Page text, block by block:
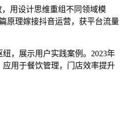
用设计思维重组不同领域模
原理嫁接抖音运营，获平台流量
，展示用户实践案例。2023年
用于餐饮管理，门店效率提升